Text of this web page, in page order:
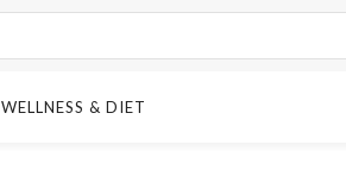
WELLNESS & DIET